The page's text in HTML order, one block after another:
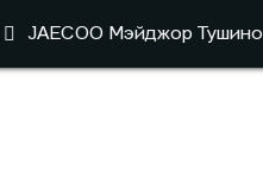
JAECOO Мэйджор Тушино